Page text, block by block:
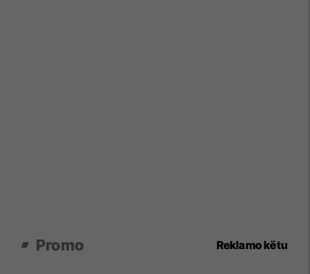
Promo Reklamo këtu